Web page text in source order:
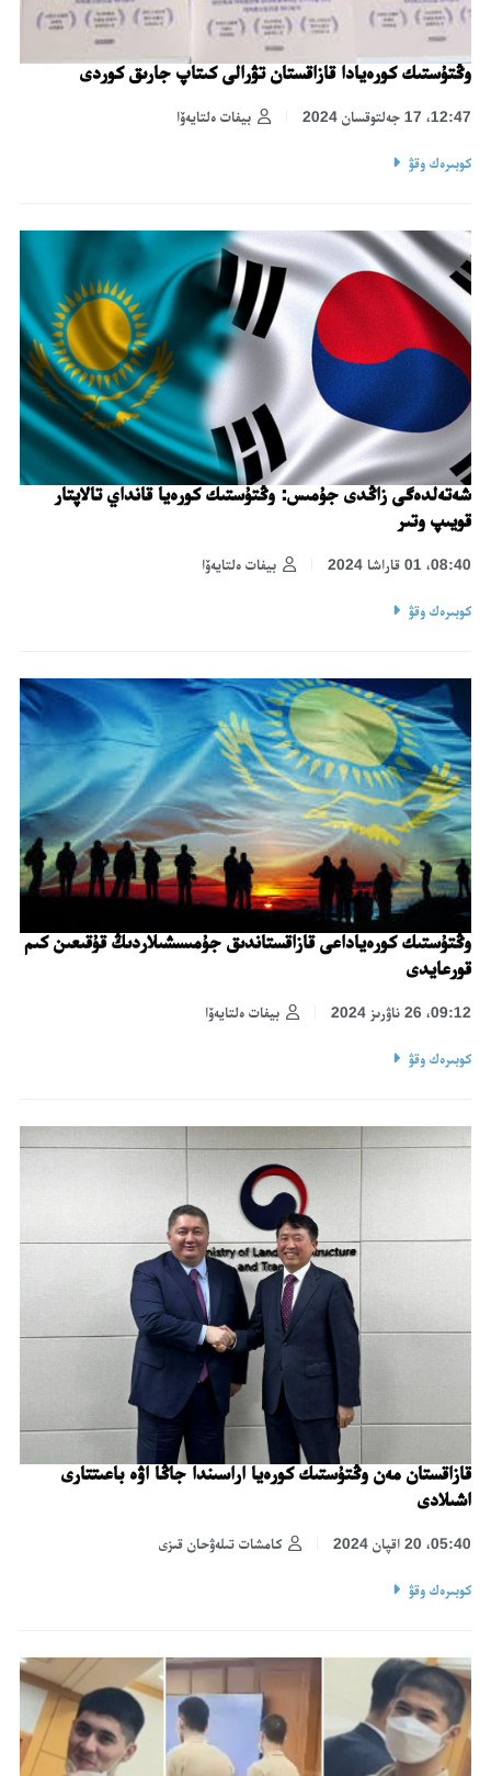
وڭتۇستىك كورەيادا قازاقستان تۋرالى كىتاپ جارىق كوردى
بيفات ەلتايەۆا 12:47، 17 جەلتوقسان 2024
كوبىرەك وقۋ
شەتەلدەگى زاڭدى جۇمىس: وڭتۇستىك كورەيا قانداي تالاپتار
قويىپ وتىر
بيفات ەلتايەۆا 08:40، 01 قاراشا 2024
كوبىرەك وقۋ
وڭتۇستىك كورەياداعى قازاقستاندىق جۇمىسشىلاردىڭ قۇقىعىن كىم
قورعايدى
بيفات ەلتايەۆا 09:12، 26 ناۋرىز 2024
كوبىرەك وقۋ
قازاقستان مەن وڭتۇستىك كورەيا اراسىندا جاڭا اۋە باعىتتارى
اشىلادى
كامشات تىلەۋحان قىزى 05:40، 20 اقپان 2024
كوبىرەك وقۋ